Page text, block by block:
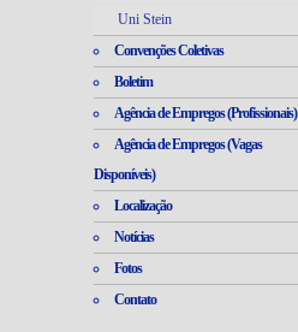
Uni Stein
Convenções Coletivas
Boletim
Agência de Empregos (Profissionais)
Agência de Empregos (Vagas
Disponíveis)
Localização
Notícias
Fotos
Contato